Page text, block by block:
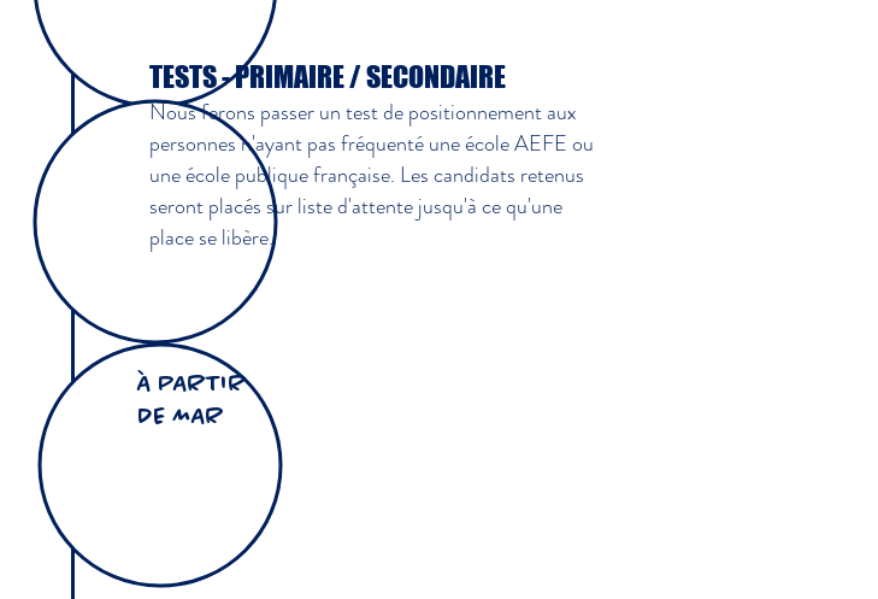
TESTS - PRIMAIRE / SECONDAIRE
Nous ferons passer un test de positionnement aux
personnes n'ayant pas fréquenté une école AEFE ou
une école publique française. Les candidats retenus
seront placés sur liste d'attente jusqu'à ce qu'une
place se libère.
À PARTIR
DE MAR